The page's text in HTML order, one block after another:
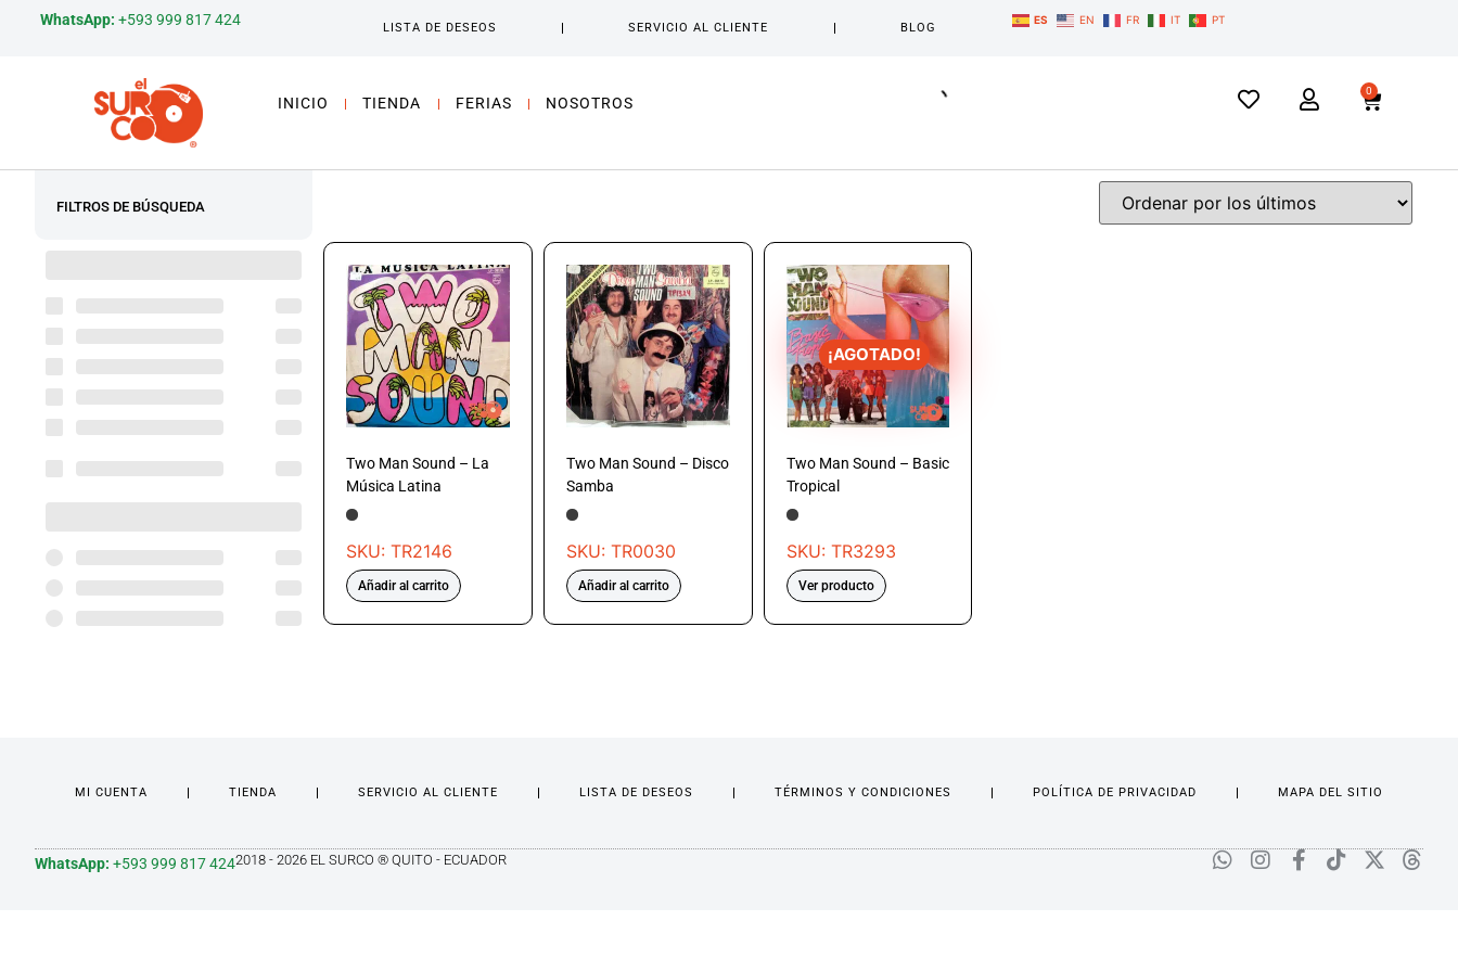
WhatsApp: +593 999 817 424 LISTA DE DESEOS SERVICIO AL CLIENTE BLOG
ES EN FR IT PT
INICIO TIENDA FERIAS NOSOTROS
0
FILTROS DE BÚSQUEDA
Two Man Sound – La
Música Latina
SKU: TR2146
Añadir al carrito
Two Man Sound – Disco
Samba
SKU: TR0030
Añadir al carrito
¡AGOTADO!
Two Man Sound – Basic
Tropical
SKU: TR3293
Ver producto
MI CUENTA TIENDA SERVICIO AL CLIENTE LISTA DE DESEOS TÉRMINOS Y CONDICIONES POLÍTICA DE PRIVACIDAD MAPA DEL SITIO
WhatsApp: +593 999 817 4242018 - 2026 EL SURCO ® QUITO - ECUADOR